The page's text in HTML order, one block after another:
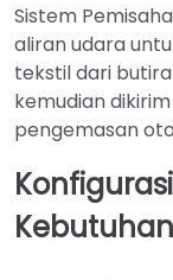
Sistem
aliran udara
tekstil dari
kemudian
pengemasan